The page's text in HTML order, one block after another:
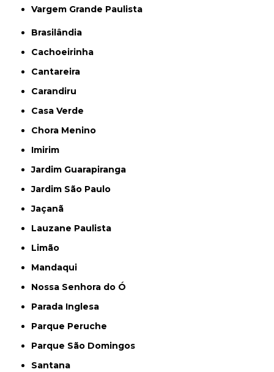
Vargem Grande Paulista
Brasilândia
Cachoeirinha
Cantareira
Carandiru
Casa Verde
Chora Menino
Imirim
Jardim Guarapiranga
Jardim São Paulo
Jaçanã
Lauzane Paulista
Limão
Mandaqui
Nossa Senhora do Ó
Parada Inglesa
Parque Peruche
Parque São Domingos
Santana